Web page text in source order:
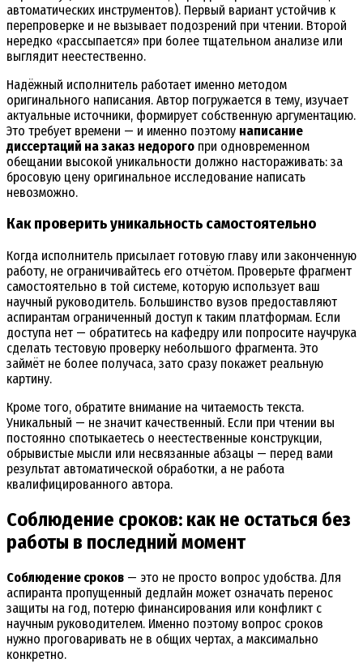
автоматических инструментов). Первый вариант устойчив к
перепроверке и не вызывает подозрений при чтении. Второй
нередко «рассыпается» при более тщательном анализе или
выглядит неестественно.
Надёжный исполнитель работает именно методом
оригинального написания. Автор погружается в тему, изучает
актуальные источники, формирует собственную аргументацию.
Это требует времени — и именно поэтому написание
диссертаций на заказ недорого при одновременном
обещании высокой уникальности должно настораживать: за
бросовую цену оригинальное исследование написать
невозможно.
Как проверить уникальность самостоятельно
Когда исполнитель присылает готовую главу или законченную
работу, не ограничивайтесь его отчётом. Проверьте фрагмент
самостоятельно в той системе, которую использует ваш
научный руководитель. Большинство вузов предоставляют
аспирантам ограниченный доступ к таким платформам. Если
доступа нет — обратитесь на кафедру или попросите научрука
сделать тестовую проверку небольшого фрагмента. Это
займёт не более получаса, зато сразу покажет реальную
картину.
Кроме того, обратите внимание на читаемость текста.
Уникальный — не значит качественный. Если при чтении вы
постоянно спотыкаетесь о неестественные конструкции,
обрывистые мысли или несвязанные абзацы — перед вами
результат автоматической обработки, а не работа
квалифицированного автора.
Соблюдение сроков: как не остаться без
работы в последний момент
Соблюдение сроков — это не просто вопрос удобства. Для
аспиранта пропущенный дедлайн может означать перенос
защиты на год, потерю финансирования или конфликт с
научным руководителем. Именно поэтому вопрос сроков
нужно проговаривать не в общих чертах, а максимально
конкретно.